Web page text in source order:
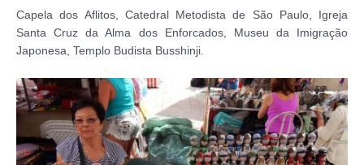
Capela dos Aflitos, Catedral Metodista de São Paulo, Igreja
Santa Cruz da Alma dos Enforcados, Museu da Imigração
Japonesa, Templo Budista Busshinji.